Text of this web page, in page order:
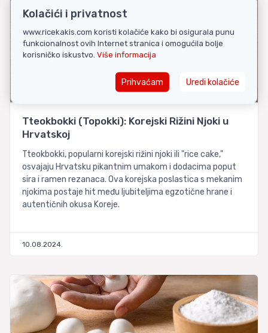
Tteokbokki (Topokki): Korejski Rižini Njoki u
Hrvatskoj
Tteokbokki, popularni korejski rižini njoki ili "rice cake,"
osvajaju Hrvatsku pikantnim umakom i dodacima poput
sira i ramen rezanaca. Ova korejska poslastica s mekanim
njokima postaje hit među ljubiteljima egzotične hrane i
autentičnih okusa Koreje.
10.08.2024.
Kolačići i privatnost
www.ricekakis.com koristi kolačiće kako bi osigurala punu
funkcionalnost ovih Internet stranica i omogućila bolje
korisničko iskustvo. Više informacija
Prihvaćam Uredi kolačiće